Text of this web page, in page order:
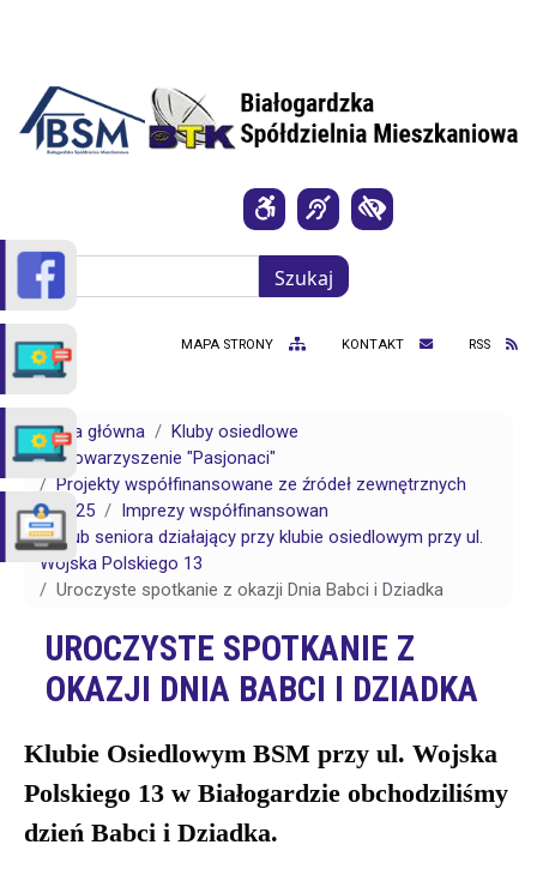
Szukaj
Szukaj
MAPA STRONY KONTAKT RSS
Strona główna
Kluby osiedlowe
Stowarzyszenie "Pasjonaci"
Projekty współfinansowane ze źródeł zewnętrznych
2025
Imprezy współfinansowan
Klub seniora działający przy klubie osiedlowym przy ul.
Wojska Polskiego 13
Uroczyste spotkanie z okazji Dnia Babci i Dziadka
UROCZYSTE SPOTKANIE Z
OKAZJI DNIA BABCI I DZIADKA
Klubie Osiedlowym BSM przy ul. Wojska
Polskiego 13 w Białogardzie obchodziliśmy
dzień Babci i Dziadka.